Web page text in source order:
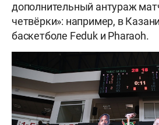
дополнительный антураж
четвёрки»: например, в
баскетболе Feduk и Pharaoh.